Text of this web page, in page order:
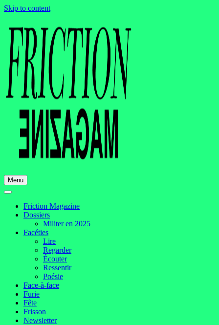
Skip to content
Menu
Friction Magazine
Dossiers
Militer en 2025
Facéties
Lire
Regarder
Écouter
Ressentir
Poésie
Face-à-face
Furie
Fête
Frisson
Newsletter